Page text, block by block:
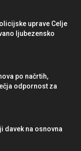
uprave Celje
ljubezensko
po načrtih,
odpornost za
davek na osnovna